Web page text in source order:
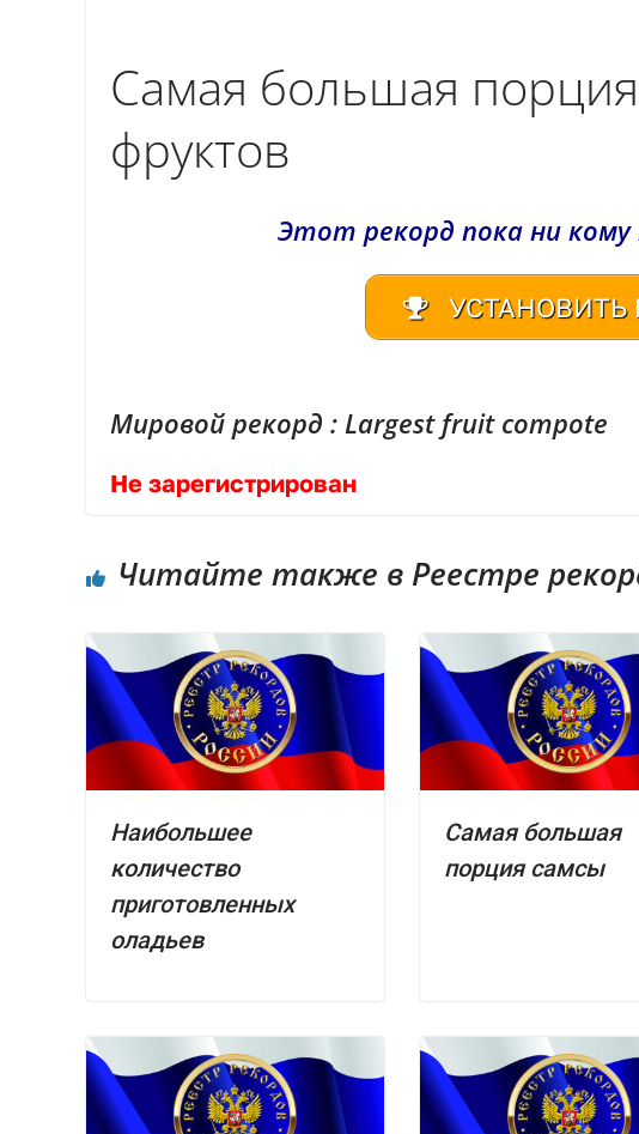
Самая большая
фруктов
Этот рекорд пока ни
УСТАНОВИТЬ
Мировой рекорд : Largest fruit compote
Не зарегистрирован
Читайте также в Реестре
Наибольшее
количество
приготовленных
оладьев
Самая большая
порция самсы